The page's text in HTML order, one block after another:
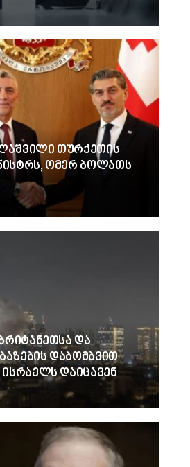
თურქეთის
ომერ ბოლათს
და
დაბომბვით
ისრაელს დაიცავენ